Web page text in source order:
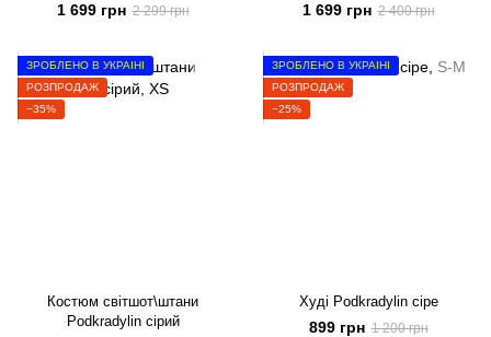
1 699 грн 2 299 грн 1 699 грн 2 400 грн
ЗРОБЛЕНО В УКРАЇНІ
РОЗПРОДАЖ
−35%
Костюм світшот\штани
Podkradylin сірий
ЗРОБЛЕНО В УКРАЇНІ
РОЗПРОДАЖ
−25%
Худі Podkradylin сіре
899 грн 1 200 грн